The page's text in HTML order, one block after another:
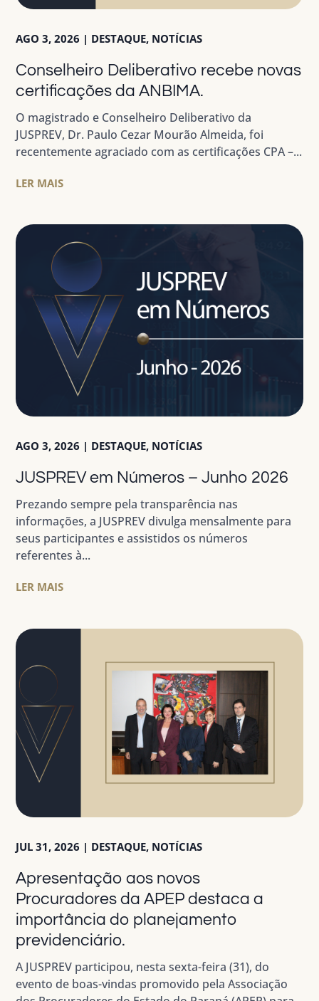
Conselheiro Deliberativo recebe novas
certificações da ANBIMA.
AGO 3, 2026 | DESTAQUE, NOTÍCIAS
O magistrado e Conselheiro Deliberativo da
JUSPREV, Dr. Paulo Cezar Mourão Almeida, foi
recentemente agraciado com as certificações CPA –...
LER MAIS
JUSPREV em Números – Junho 2026
AGO 3, 2026 | DESTAQUE, NOTÍCIAS
Prezando sempre pela transparência nas
informações, a JUSPREV divulga mensalmente para
seus participantes e assistidos os números
referentes à...
LER MAIS
Apresentação aos novos
Procuradores da APEP destaca a
importância do planejamento
previdenciário.
JUL 31, 2026 | DESTAQUE, NOTÍCIAS
A JUSPREV participou, nesta sexta-feira (31), do
evento de boas-vindas promovido pela Associação